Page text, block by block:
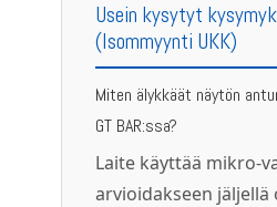
Usein kysytyt
(Isommyynti UKK)
Miten älykkäät näytön
GT BAR:ssa?
Laite käyttää mikro-
arvioidakseen jäljellä